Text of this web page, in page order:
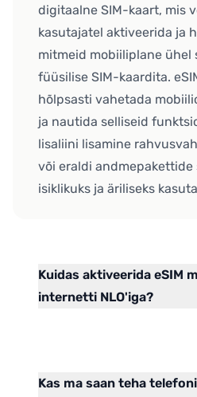
digitaalne SIM-kaart, mis
kasutajatel aktiveerida ja
mitmeid mobiiliplane ühel
füüsilise SIM-kaardita.
hõlpsasti vahetada
ja nautida selliseid
lisaliini lisamine
või eraldi andmepakettide
isiklikuks ja äriliseks
Kuidas aktiveerida eSIM
internetti NLO'iga?
Kas ma saan teha